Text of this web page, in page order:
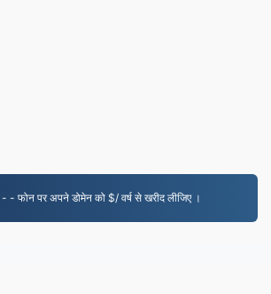
- - फोन पर अपने डोमेन को $/ वर्ष से खरीद लीजिए ।